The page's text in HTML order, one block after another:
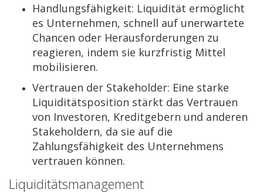
Handlungsfähigkeit: Liquidität ermöglicht
es Unternehmen, schnell auf unerwartete
Chancen oder Herausforderungen zu
reagieren, indem sie kurzfristig Mittel
mobilisieren.
Vertrauen der Stakeholder: Eine starke
Liquiditätsposition stärkt das Vertrauen
von Investoren, Kreditgebern und anderen
Stakeholdern, da sie auf die
Zahlungsfähigkeit des Unternehmens
vertrauen können.
Liquiditätsmanagement